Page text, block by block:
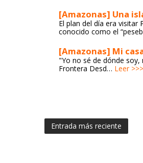
[Amazonas] Una
El plan del día era
conocido como el
[Amazonas] Mi
"Yo no sé de dónde
Frontera Desd… Leer >>>
Entrada más reciente